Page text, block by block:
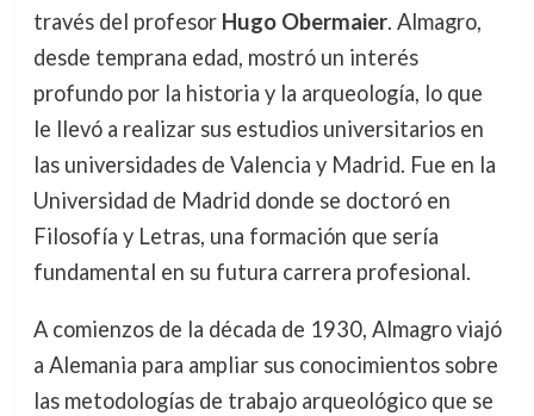
través del profesor Hugo Obermaier. Almagro,
desde temprana edad, mostró un interés
profundo por la historia y la arqueología, lo que
le llevó a realizar sus estudios universitarios en
las universidades de Valencia y Madrid. Fue en la
Universidad de Madrid donde se doctoró en
Filosofía y Letras, una formación que sería
fundamental en su futura carrera profesional.
A comienzos de la década de 1930, Almagro viajó
a Alemania para ampliar sus conocimientos sobre
las metodologías de trabajo arqueológico que se